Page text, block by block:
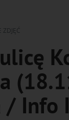
ZDJĘĆ
/ Info